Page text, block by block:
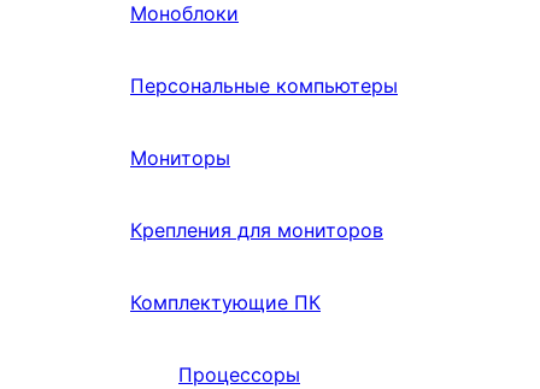
Моноблоки
Персональные компьютеры
Мониторы
Крепления для мониторов
Комплектующие ПК
Процессоры